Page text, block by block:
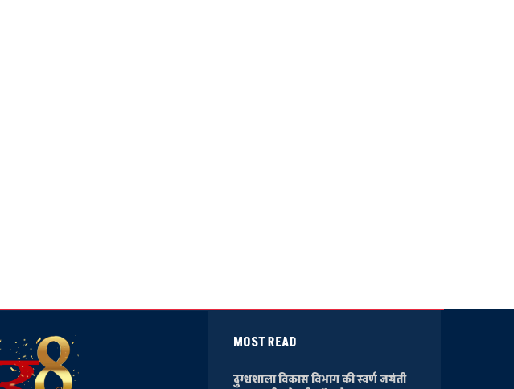
MOST READ
दुग्धशाला विकास विभाग की स्वर्ण जयंती